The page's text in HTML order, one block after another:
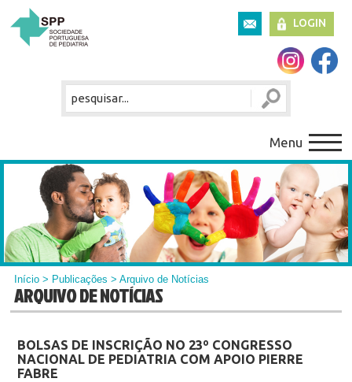
LOGIN
Menu
Início > Publicações > Arquivo de Notícias
ARQUIVO DE NOTÍCIAS
BOLSAS DE INSCRIÇÃO NO 23º CONGRESSO
NACIONAL DE PEDIATRIA COM APOIO PIERRE
FABRE